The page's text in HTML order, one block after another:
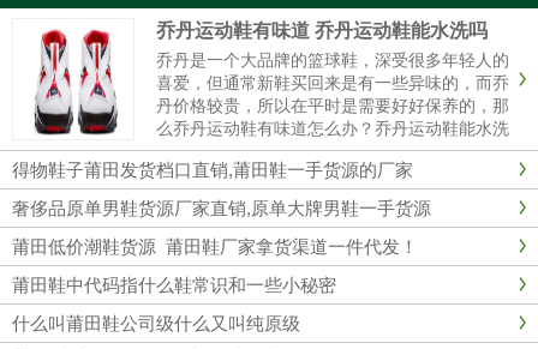
乔丹运动鞋有味道 乔丹运动鞋能水洗吗
乔丹是一个大品牌的篮球鞋，深受很多年轻人的
喜爱，但通常新鞋买回来是有一些异味的，而乔
丹价格较贵，所以在平时是需要好好保养的，那
么乔丹运动鞋有味道怎么办？乔丹运动鞋能水洗
吗？乔丹运动鞋有味道1、最简单的办法在鞋里
放上橘子皮。2、用棉花沾些酒精塞入球鞋里，
这样经过一夜以后，棉花已经乾......
得物鞋子莆田发货档口直销,莆田鞋一手货源的厂家
奢侈品原单男鞋货源厂家直销,原单大牌男鞋一手货源
莆田低价潮鞋货源 莆田鞋厂家拿货渠道一件代发！
莆田鞋中代码指什么鞋常识和一些小秘密
什么叫莆田鞋公司级什么又叫纯原级